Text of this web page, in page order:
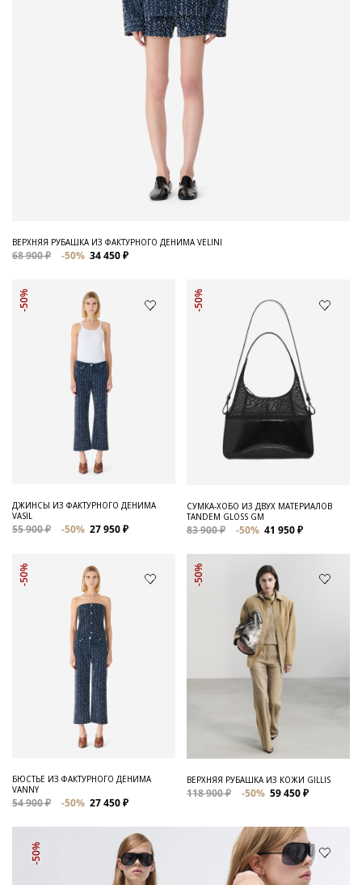
ВЕРХНЯЯ РУБАШКА ИЗ ФАКТУРНОГО ДЕНИМА VELINI
68 900 ₽ -50% 34 450 ₽
-50%
ДЖИНСЫ ИЗ ФАКТУРНОГО ДЕНИМА
VASIL
55 900 ₽ -50% 27 950 ₽
-50%
СУМКА-ХОБО ИЗ ДВУХ МАТЕРИАЛОВ
TANDEM GLOSS GM
83 900 ₽ -50% 41 950 ₽
-50%
БЮСТЬЕ ИЗ ФАКТУРНОГО ДЕНИМА
VANNY
54 900 ₽ -50% 27 450 ₽
-50%
ВЕРХНЯЯ РУБАШКА ИЗ КОЖИ GILLIS
118 900 ₽ -50% 59 450 ₽
-50%